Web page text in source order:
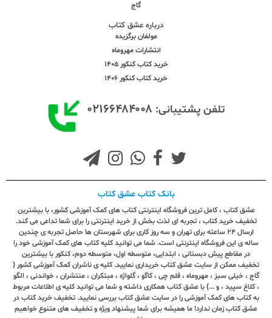
گاج
درباره عشق کتاب
مولفان برگزیده
انتشارات مهروماه
خرید کتاب کنکور 1405
خرید کتاب کنکور 1406
تلفن پشتیبانی: ۰۲۱۶۶۴۸۴۰۰۸
بانک کتاب عشق کتاب
عشق کتاب ، کامل ترین فروشگاه اینترنتی کتاب های کمک آموزشی کشور، با بیشترین
تخفیف خرید کتاب ، تجربه ای لذت بخش از خرید اینترنتی را برای شما تداعی می کند.
ارسال ٢٤ ساعته برای تهران و سه روز کاری برای شهرستان ها حاصل تجربه ی چندین
ساله ی این فروشگاه اینترنتی است. شما می توانید کلیه کتاب های کمک آموزشی خود را
در مقاطع پیش دبستانی ، ابتدایی، متوسطه اول، متوسطه دوم، کنکور با بیشترین
تخفیف ممکن از سایت عشق کتاب خریداری نمایید. کلیه ی ناشران کمک آموزشی کشور (
گاج ، خیلی سبز ، مهروماه ، قلم چی ، کاگو ، گلواژه ، مبتکران ، منتشران ، خواندنی ، الگو
، کلاغ سپید ، و ...) با عشق کتاب همکاری داشته و شما می توانید کلیه ی اطلاعات مربوط
به کتاب های کمک آموزشی را در سایت عشق کتاب بررسی نمایید. تخفیف خرید کتاب در
عشق کتاب زمان ندارد! ما همیشه برای شما پیشنهاد ویژه و تخفیف های متنوع خواهیم